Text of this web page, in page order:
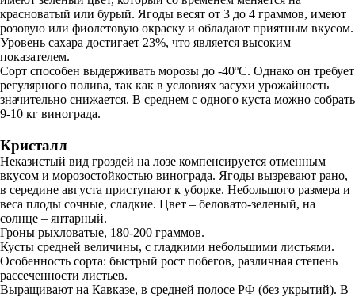
красноватый или бурый. Ягоды весят от 3 до 4 граммов, имеют
розовую или фиолетовую окраску и обладают приятным вкусом.
Уровень сахара достигает 23%, что является высоким
показателем.
Сорт способен выдерживать морозы до -40ºC. Однако он требует
регулярного полива, так как в условиях засухи урожайность
значительно снижается. В среднем с одного куста можно собрать
9-10 кг винограда.
Кристалл
Неказистый вид гроздей на лозе компенсируется отменным
вкусом и морозостойкостью винограда. Ягоды вызревают рано,
в середине августа приступают к уборке. Небольшого размера и
веса плоды сочные, сладкие. Цвет – беловато-зеленый, на
солнце – янтарный.
Гроны рыхловатые, 180-200 граммов.
Кусты средней величины, с гладкими небольшими листьями.
Особенность сорта: быстрый рост побегов, различная степень
рассеченности листьев.
Выращивают на Кавказе, в средней полосе РФ (без укрытий). В